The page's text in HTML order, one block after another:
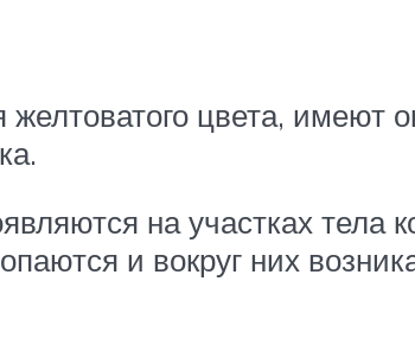
цвета, имеют
на участках тела
и вокруг них